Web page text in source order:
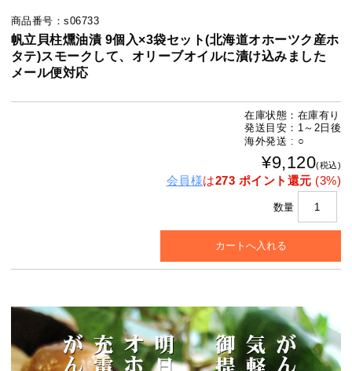
商品番号：s06733
帆立貝柱燻油漬 9個入×3袋セット(北海道オホーツク産ホ
タテ)スモークして、オリーブオイルに漬け込みました
メール便対応
在庫状態：在庫有り
発送目安：1～2日後
海外発送 : ○
¥9,120(税込)
会員様は273 ポイント還元 (3%)
数量